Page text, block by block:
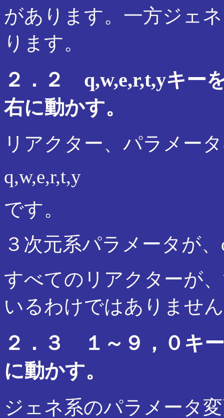
があります。一方ジェ
ります。
２．２ q,w,e,r,t,yキー
右に動かす。
リアクター、パラメー
q,w,e,r,t,y
です。
３次元系パラメータが
すべてのリアクターが
いるわけではありませ
２．３ １～９，０キ
に動かす。
ジェネ系のパラメータ